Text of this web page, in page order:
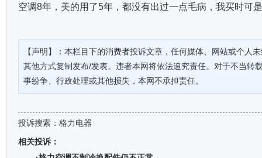
空调8年，美的用了5年，都没有出过一点毛病，我买时可
【声明】：本栏目下的消费者投诉文章，任何媒体、网站或个人
其他方式复制发布/发表。违者本网将依法追究责任。对于不当转
事纷争、行政处理或其他损失，本网不承担责任。
投诉搜索： 格力电器
相关投诉：